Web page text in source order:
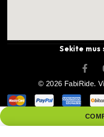
Sekite mus
© 2026 FabiRide.